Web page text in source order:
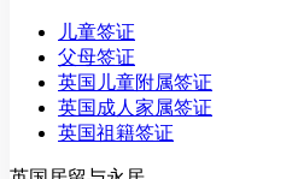
儿童签证
父母签证
英国儿童附属签证
英国成人家属签证
英国祖籍签证